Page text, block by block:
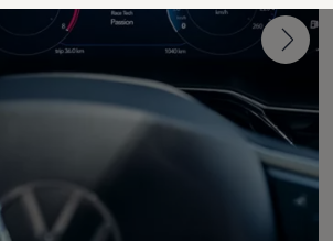
Polo
para lo nuevo